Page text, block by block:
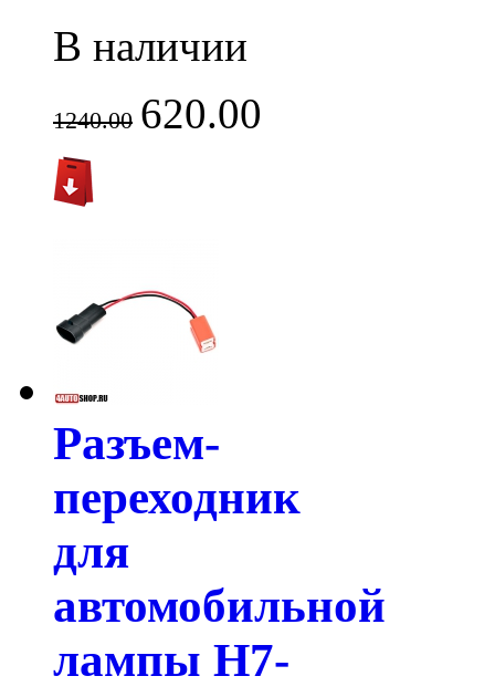
В наличии
1240.00 620.00
Разъем-
переходник
для
автомобильной
лампы H7-